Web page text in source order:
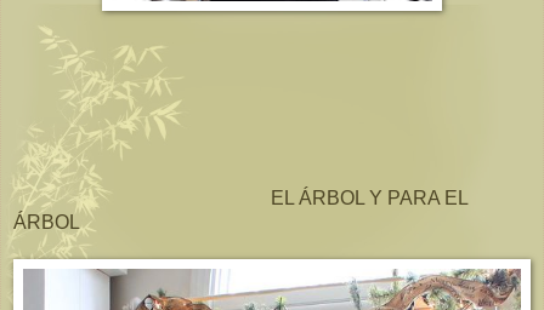
EL ÁRBOL Y PARA EL
ÁRBOL